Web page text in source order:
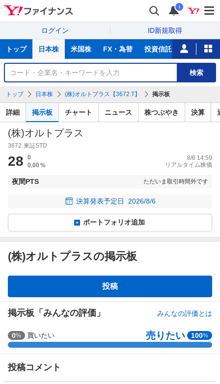
i
ログイン ID新規取得
サ
トップ 日本株 米国株 FX・為替 投資信託 ニュース
銘
検
索
検索
トップ 日本株 (株)オルトプラス【3672.T】 掲示板
詳細 掲示板 チャート ニュース 株つぶやき 決算
(株)オルトプラス
3672 東証STD
28
0
0.00%
8/6 14:59
リアルタイム株価
夜間PTS ただいま取引時間外です
決算発表予定日 2026/8/6
ポートフォリオ追加
(株)オルトプラスの掲示板
板
投稿
掲示板「みんなの評価」 みんなの評価とは
強
く
い
0% 買いたい 売りたい 100%
投稿コメント